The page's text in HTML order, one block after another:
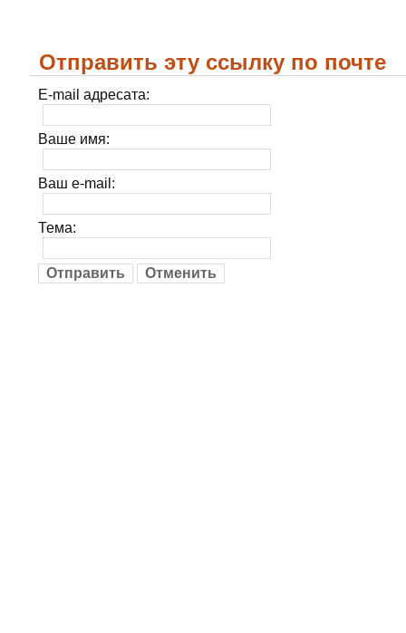
Отправить эту ссылку по почте
E-mail адресата:
Ваше имя:
Ваш e-mail:
Тема:
Отправить Отменить